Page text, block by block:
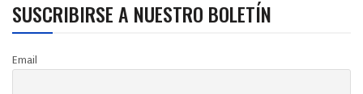
SUSCRIBIRSE A NUESTRO BOLETÍN
Email